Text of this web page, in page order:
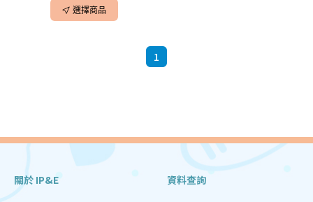
選擇商品
1
關於 IP&E 資料查詢